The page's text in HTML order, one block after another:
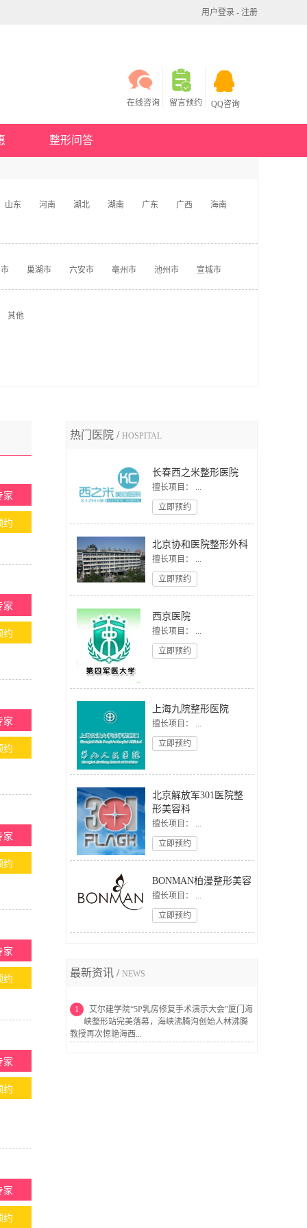
用户登录 - 注册
在线咨询 留言预约 QQ咨询
整形问答
山东 河南 湖北 湖南 广东 广西
海南
巢湖市 六安市 亳州市 池州市 宣城市
其他
家
约
家
约
家
约
家
约
家
约
家
约
家
约
热门医院 / HOSPITAL
长春西之米整形医院
擅长项目： ...
立即预约
北京协和医院整形外科
擅长项目： ...
立即预约
西京医院
擅长项目： ...
立即预约
上海九院整形医院
擅长项目： ...
立即预约
北京解放军301医院整
形美容科
擅长项目： ...
立即预约
BONMAN柏漫整形美容
擅长项目： ...
立即预约
最新资讯 / NEWS
1
艾尔建学院“5P乳房修复手术演示大会”厦门海
峡整形站完美落幕，海峡沸腾沟创始人林沸腾
教授再次惊艳海西...